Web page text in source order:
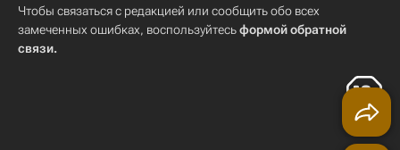
Чтобы связаться с редакцией или сообщить обо всех
замеченных ошибках, воспользуйтесьформой обратной
связи.